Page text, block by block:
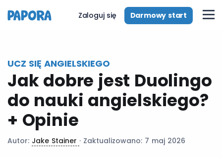
Zaloguj się Darmowy start
UCZ SIĘ ANGIELSKIEGO
Jak dobre jest Duolingo
do nauki angielskiego?
+ Opinie
Autor: Jake Stainer · Zaktualizowano: 7 maj 2026